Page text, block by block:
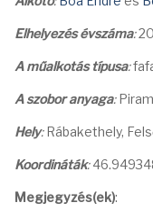
Elhelyezés évszáma:
A műalkotás típusa:
A szobor anyaga:
Hely:Rábakethely,
Koordináták:
Megjegyzés(ek):